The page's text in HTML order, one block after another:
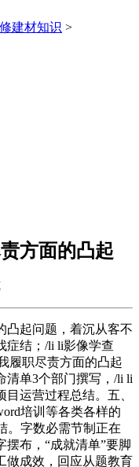
建材知识 >
方面的凸起
起问题，着沉从客不
症结；/li li影像学查
履职尽责方面的凸起
清单3个部门撰写，/li li
运营过程总结。五、
培训等各类各样的
。字数必需节制正在
摆布，“成就清单”要脚
做成效，回应从题教育